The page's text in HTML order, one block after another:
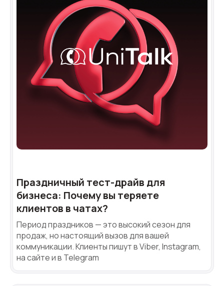
Праздничный тест-драйв для
бизнеса: Почему вы теряете
клиентов в чатах?
Период праздников — это высокий сезон для
продаж, но настоящий вызов для вашей
коммуникации. Клиенты пишут в Viber, Instagram,
на сайте и в Telegram
Написать партнеру
Ім'я
Номер телефона
Заказать звонок
Ваше имя
Заказать интеграцию
Ваше имя
Заказать Тест Драйв
Ваше имя
Нужна
помощь
с выбором?